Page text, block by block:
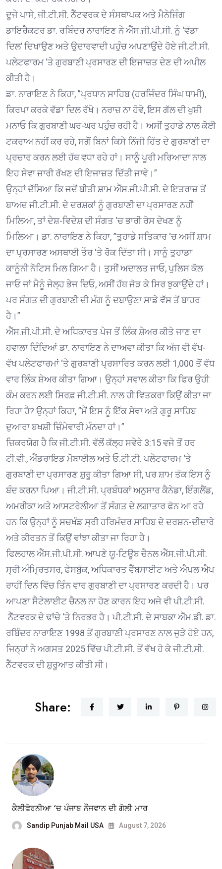
ਦੂਜੇ ਪਾਸੇ, ਜੀ.ਟੀ.ਸੀ. ਨੈੱਟਵਰਕ ਦੇ ਸੰਸਥਾਪਕ ਅਤੇ ਮੈਨੇਜਿੰਗ
ਡਾਇਰੈਕਟਰ ਡਾ. ਰਬਿੰਦਰ ਨਾਰਾਇਣ ਨੇ ਐੱਸ.ਜੀ.ਪੀ.ਸੀ. ਨੂੰ ‘ਵੱਡਾ
ਦਿਲ’ ਦਿਖਾਉਣ ਅਤੇ ਉਦਾਰਵਾਦੀ ਪਹੁੰਚ ਅਪਣਾਉਂਦੇ ਹੋਏ ਜੀ.ਟੀ.ਸੀ.
ਪਲੇਟਫਾਰਮ ‘ਤੇ ਗੁਰਬਾਣੀ ਪ੍ਰਸਾਰਣ ਦੀ ਇਜਾਜ਼ਤ ਦੇਣ ਦੀ ਅਪੀਲ
ਕੀਤੀ ਹੈ।
ਡਾ. ਨਾਰਾਇਣ ਨੇ ਕਿਹਾ, ”ਪ੍ਰਧਾਨ ਸਾਹਿਬ (ਹਰਜਿੰਦਰ ਸਿੰਘ ਧਾਮੀ),
ਕਿਰਪਾ ਕਰਕੇ ਵੱਡਾ ਦਿਲ ਰੱਖੋ। ਨਰਾਜ਼ ਨਾ ਹੋਵੋ, ਇਸ ਗੱਲ ਦੀ ਖੁਸ਼ੀ
ਮਨਾਓ ਕਿ ਗੁਰਬਾਣੀ ਘਰ-ਘਰ ਪਹੁੰਚ ਰਹੀ ਹੈ। ਅਸੀਂ ਤੁਹਾਡੇ ਨਾਲ ਕੋਈ
ਟਕਰਾਅ ਨਹੀਂ ਕਰ ਰਹੇ, ਸਗੋਂ ਬਿਨਾਂ ਕਿਸੇ ਨਿੱਜੀ ਹਿੱਤ ਦੇ ਗੁਰਬਾਣੀ ਦਾ
ਪ੍ਰਚਾਰ ਕਰਨ ਲਈ ਹੱਥ ਵਧਾ ਰਹੇ ਹਾਂ। ਸਾਨੂੰ ਪੂਰੀ ਮਰਿਆਦਾ ਨਾਲ
ਇਹ ਸੇਵਾ ਜਾਰੀ ਰੱਖਣ ਦੀ ਇਜਾਜ਼ਤ ਦਿੱਤੀ ਜਾਵੇ।”
ਉਨ੍ਹਾਂ ਦੱਸਿਆ ਕਿ ਜਦੋਂ ਬੀਤੀ ਸ਼ਾਮ ਐੱਸ.ਜੀ.ਪੀ.ਸੀ. ਦੇ ਇਤਰਾਜ਼ ਤੋਂ
ਬਾਅਦ ਜੀ.ਟੀ.ਸੀ. ਦੇ ਦਰਸ਼ਕਾਂ ਨੂੰ ਗੁਰਬਾਣੀ ਦਾ ਪ੍ਰਸਾਰਣ ਨਹੀਂ
ਮਿਲਿਆ, ਤਾਂ ਦੇਸ਼-ਵਿਦੇਸ਼ ਦੀ ਸੰਗਤ ‘ਚ ਭਾਰੀ ਰੋਸ ਦੇਖਣ ਨੂੰ
ਮਿਲਿਆ। ਡਾ. ਨਾਰਾਇਣ ਨੇ ਕਿਹਾ, ”ਤੁਹਾਡੇ ਸਤਿਕਾਰ ‘ਚ ਅਸੀਂ ਸ਼ਾਮ
ਦਾ ਪ੍ਰਸਾਰਣ ਅਸਥਾਈ ਤੌਰ ‘ਤੇ ਰੋਕ ਦਿੱਤਾ ਸੀ। ਸਾਨੂੰ ਤੁਹਾਡਾ
ਕਾਨੂੰਨੀ ਨੋਟਿਸ ਮਿਲ ਗਿਆ ਹੈ। ਤੁਸੀਂ ਅਦਾਲਤ ਜਾਓ, ਪੁਲਿਸ ਕੋਲ
ਜਾਓ ਜਾਂ ਮੈਨੂੰ ਜੇਲ੍ਹ ਭੇਜ ਦਿਓ, ਅਸੀਂ ਹੱਥ ਜੋੜ ਕੇ ਸਿਰ ਝੁਕਾਉਂਦੇ ਹਾਂ।
ਪਰ ਸੰਗਤ ਦੀ ਗੁਰਬਾਣੀ ਦੀ ਮੰਗ ਨੂੰ ਦਬਾਉਣਾ ਸਾਡੇ ਵੱਸ ਤੋਂ ਬਾਹਰ
ਹੈ।”
ਐੱਸ.ਜੀ.ਪੀ.ਸੀ. ਦੇ ਅਧਿਕਾਰਤ ਪੇਜ ਤੋਂ ਲਿੰਕ ਸ਼ੇਅਰ ਕੀਤੇ ਜਾਣ ਦਾ
ਹਵਾਲਾ ਦਿੰਦਿਆਂ ਡਾ. ਨਾਰਾਇਣ ਨੇ ਦਾਅਵਾ ਕੀਤਾ ਕਿ ਅੱਜ ਵੀ ਵੱਖ-
ਵੱਖ ਪਲੇਟਫਾਰਮਾਂ ‘ਤੇ ਗੁਰਬਾਣੀ ਪ੍ਰਸਾਰਿਤ ਕਰਨ ਲਈ 1,000 ਤੋਂ ਵੱਧ
ਵਾਰ ਲਿੰਕ ਸ਼ੇਅਰ ਕੀਤਾ ਗਿਆ। ਉਨ੍ਹਾਂ ਸਵਾਲ ਕੀਤਾ ਕਿ ਫਿਰ ਉਹੀ
ਕੰਮ ਕਰਨ ਲਈ ਸਿਰਫ਼ ਜੀ.ਟੀ.ਸੀ. ਨਾਲ ਹੀ ਵਿਤਕਰਾ ਕਿਉਂ ਕੀਤਾ ਜਾ
ਰਿਹਾ ਹੈ? ਉਨ੍ਹਾਂ ਕਿਹਾ, ”ਮੈਂ ਇਸ ਨੂੰ ਇੱਕ ਸੇਵਾ ਅਤੇ ਗੁਰੂ ਸਾਹਿਬ
ਦੁਆਰਾ ਬਖਸ਼ੀ ਜ਼ਿੰਮੇਵਾਰੀ ਮੰਨਦਾ ਹਾਂ।”
ਜ਼ਿਕਰਯੋਗ ਹੈ ਕਿ ਜੀ.ਟੀ.ਸੀ. ਵੱਲੋਂ ਕੱਲ੍ਹ ਸਵੇਰੇ 3:15 ਵਜੇ ਤੋਂ ਹਰ
ਟੀ.ਵੀ., ਐਂਡਰਾਇਡ ਮੋਬਾਈਲ ਅਤੇ ਓ.ਟੀ.ਟੀ. ਪਲੇਟਫਾਰਮ ‘ਤੇ
ਗੁਰਬਾਣੀ ਦਾ ਪ੍ਰਸਾਰਣ ਸ਼ੁਰੂ ਕੀਤਾ ਗਿਆ ਸੀ, ਪਰ ਸ਼ਾਮ ਤੱਕ ਇਸ ਨੂੰ
ਬੰਦ ਕਰਨਾ ਪਿਆ। ਜੀ.ਟੀ.ਸੀ. ਪ੍ਰਬੰਧਕਾਂ ਅਨੁਸਾਰ ਕੈਨੇਡਾ, ਇੰਗਲੈਂਡ,
ਅਮਰੀਕਾ ਅਤੇ ਆਸਟਰੇਲੀਆ ਤੋਂ ਸੰਗਤ ਦੇ ਲਗਾਤਾਰ ਫੋਨ ਆ ਰਹੇ
ਹਨ ਕਿ ਉਨ੍ਹਾਂ ਨੂੰ ਸਚਖੰਡ ਸ੍ਰੀ ਹਰਿਮੰਦਰ ਸਾਹਿਬ ਦੇ ਦਰਸ਼ਨ-ਦੀਦਾਰੇ
ਅਤੇ ਕੀਰਤਨ ਤੋਂ ਕਿਉਂ ਵਾਂਝਾ ਕੀਤਾ ਜਾ ਰਿਹਾ ਹੈ।
ਫਿਲਹਾਲ ਐੱਸ.ਜੀ.ਪੀ.ਸੀ. ਆਪਣੇ ਯੂ-ਟਿਊਬ ਚੈਨਲ ਐੱਸ.ਜੀ.ਪੀ.ਸੀ.
ਸ੍ਰੀ ਅੰਮ੍ਰਿਤਸਰ, ਫੇਸਬੁੱਕ, ਅਧਿਕਾਰਤ ਵੈੱਬਸਾਈਟ ਅਤੇ ਐਪਲ ਐਪ
ਰਾਹੀਂ ਦਿਨ ਵਿੱਚ ਤਿੰਨ ਵਾਰ ਗੁਰਬਾਣੀ ਦਾ ਪ੍ਰਸਾਰਣ ਕਰਦੀ ਹੈ। ਪਰ
ਆਪਣਾ ਸੈਟੇਲਾਈਟ ਚੈਨਲ ਨਾ ਹੋਣ ਕਾਰਨ ਇਹ ਅਜੇ ਵੀ ਪੀ.ਟੀ.ਸੀ.
ਨੈੱਟਵਰਕ ਦੇ ਢਾਂਚੇ ‘ਤੇ ਨਿਰਭਰ ਹੈ। ਪੀ.ਟੀ.ਸੀ. ਦੇ ਸਾਬਕਾ ਐੱਮ.ਡੀ. ਡਾ.
ਰਬਿੰਦਰ ਨਾਰਾਇਣ 1998 ਤੋਂ ਗੁਰਬਾਣੀ ਪ੍ਰਸਾਰਣ ਨਾਲ ਜੁੜੇ ਹੋਏ ਹਨ,
ਜਿਨ੍ਹਾਂ ਨੇ ਅਗਸਤ 2025 ਵਿੱਚ ਪੀ.ਟੀ.ਸੀ. ਤੋਂ ਵੱਖ ਹੋ ਕੇ ਜੀ.ਟੀ.ਸੀ.
ਨੈੱਟਵਰਕ ਦੀ ਸ਼ੁਰੂਆਤ ਕੀਤੀ ਸੀ।
Share:
ਕੈਲੀਫੋਰਨੀਆ ‘ਚ ਪੰਜਾਬ ਨੌਜਵਾਨ ਦੀ ਗੋਲੀ ਮਾਰ
Sandip Punjab Mail USA August 7, 2026